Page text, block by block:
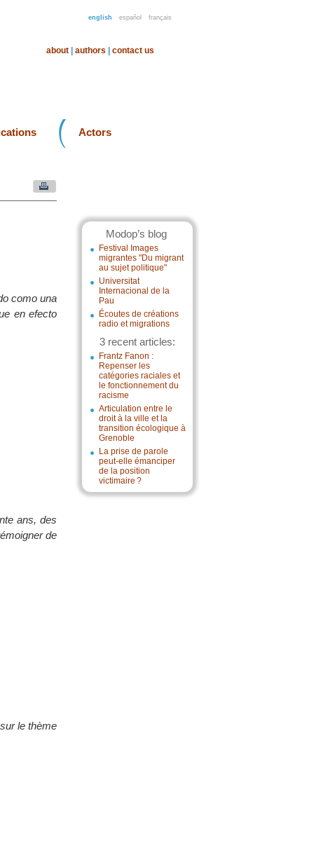
english español français
about authors contact us
Actors
Modop’s blog
Festival Images
migrantes "Du migrant
au sujet politique"
Universitat
Internacional de la
Pau
Écoutes de créations
radio et migrations
3 recent articles:
Frantz Fanon :
Repenser les
catégories raciales et
le fonctionnement du
racisme
Articulation entre le
droit à la ville et la
transition écologique à
Grenoble
La prise de parole
peut-elle émanciper
de la position
victimaire ?
como una
en efecto
ans, des
de
le thème